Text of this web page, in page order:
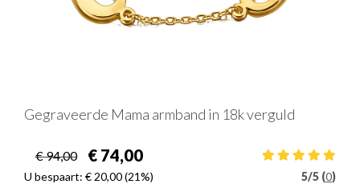
Gegraveerde Mama armband in 18k verguld
€ 94,00 € 74,00
U bespaart: € 20,00(21%) 5/5 (0)